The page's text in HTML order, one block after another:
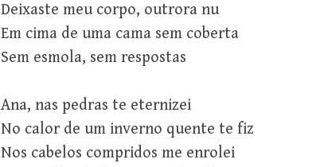
Deixaste meu corpo, outrora nu
Em cima de uma cama sem coberta
Sem esmola, sem respostas
Ana, nas pedras te eternizei
No calor de um inverno quente te fiz
Nos cabelos compridos me enrolei